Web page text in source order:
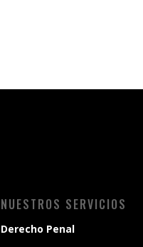
NUESTROS SERVICIOS
Derecho Penal